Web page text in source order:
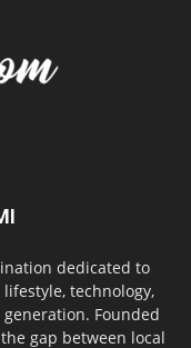
dedicated to
technology,
Founded
gap between local